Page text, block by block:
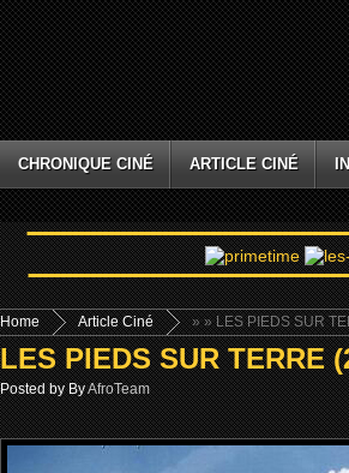
CHRONIQUE CINÉ ARTICLE CINÉ
Home »
Article Ciné » LES PIEDS SUR
LES PIEDS SUR TERRE
Posted by ByAfroTeam